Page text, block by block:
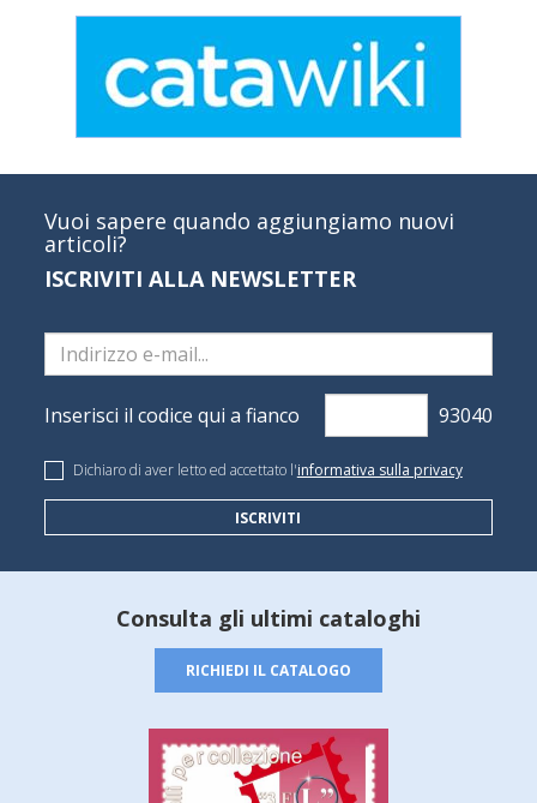
Vuoi sapere quando aggiungiamo nuovi
articoli?
ISCRIVITI ALLA NEWSLETTER
Inserisci il codice qui a fianco
Dichiaro di aver letto ed accettato l'informativa sulla privacy
ISCRIVITI
Consulta gli ultimi cataloghi
RICHIEDI IL CATALOGO